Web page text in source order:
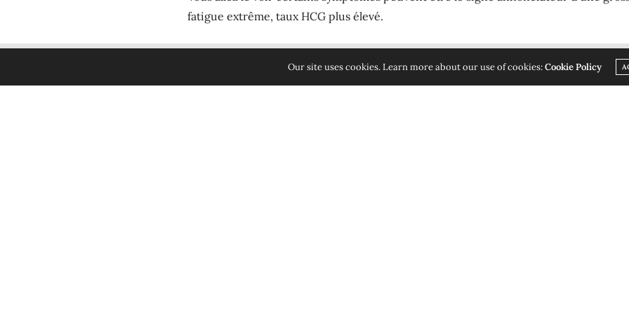
fatigue extrême, taux HCG plus élevé.
Our site uses cookies. Learn more about our use of cookies:Cookie Policy